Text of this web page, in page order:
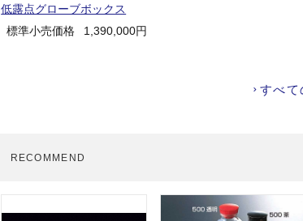
低露点グローブボックス
標準小売価格
1,390,000円
すべて
RECOMMEND